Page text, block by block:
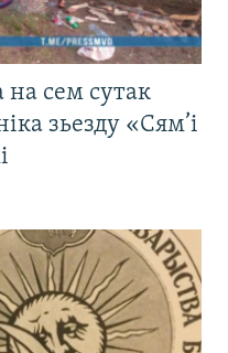
на сем сутак
зьезду «Сям’і